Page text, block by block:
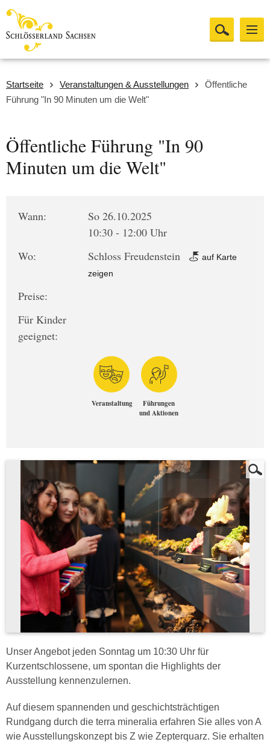
Startseite Veranstaltungen & Ausstellungen
Öffentliche
Führung "In 90 Minuten um die Welt"
Öffentliche Führung "In 90
Minuten um die Welt"
Wann:
So 26.10.2025
10:30 - 12:00 Uhr
Wo:
Schloss Freudenstein
auf Karte
zeigen
Preise:
Für Kinder
geeignet:
Veranstaltung
Führungen
und Aktionen
Unser Angebot jeden Sonntag um 10:30 Uhr für
Kurzentschlossene, um spontan die Highlights der
Ausstellung kennenzulernen.
Auf diesem spannenden und geschichtsträchtigen
Rundgang durch die terra mineralia erfahren Sie alles von A
wie Ausstellungskonzept bis Z wie Zepterquarz. Sie erhalten